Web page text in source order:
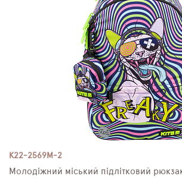
K22-2569M-2
Молодіжний міський підлітковий